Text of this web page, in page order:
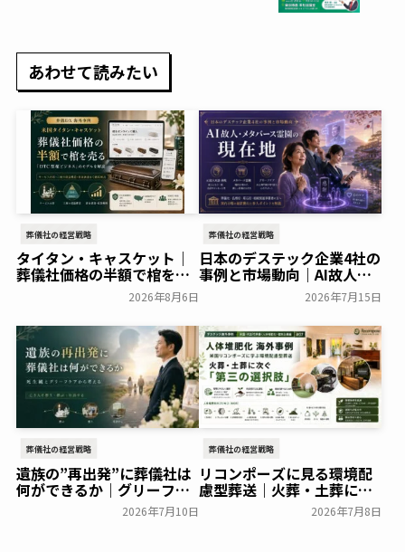
あわせて読みたい
葬儀社の経営戦略
タイタン・キャスケット｜
葬儀社価格の半額で棺を売
る「DTC型棺ビジネス」の
2026年8月6日
葬儀社の経営戦略
日本のデステック企業4社の
事例と市場動向｜AI故人・
メタバース霊園の現在地
2026年7月15日
葬儀社の経営戦略
遺族の”再出発”に葬儀社は
何ができるか｜グリーフケ
アから読み解く故人との向
2026年7月10日
葬儀社の経営戦略
リコンポーズに見る環境配
慮型葬送｜火葬・土葬に次
ぐ第三の選択肢「人体堆肥
2026年7月8日